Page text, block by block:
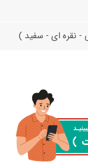
نقره ای - سفید )